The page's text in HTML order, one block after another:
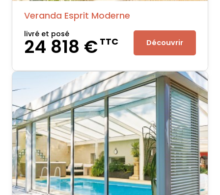
Veranda Esprit Moderne
livré et posé
24 818 €TTC Découvrir